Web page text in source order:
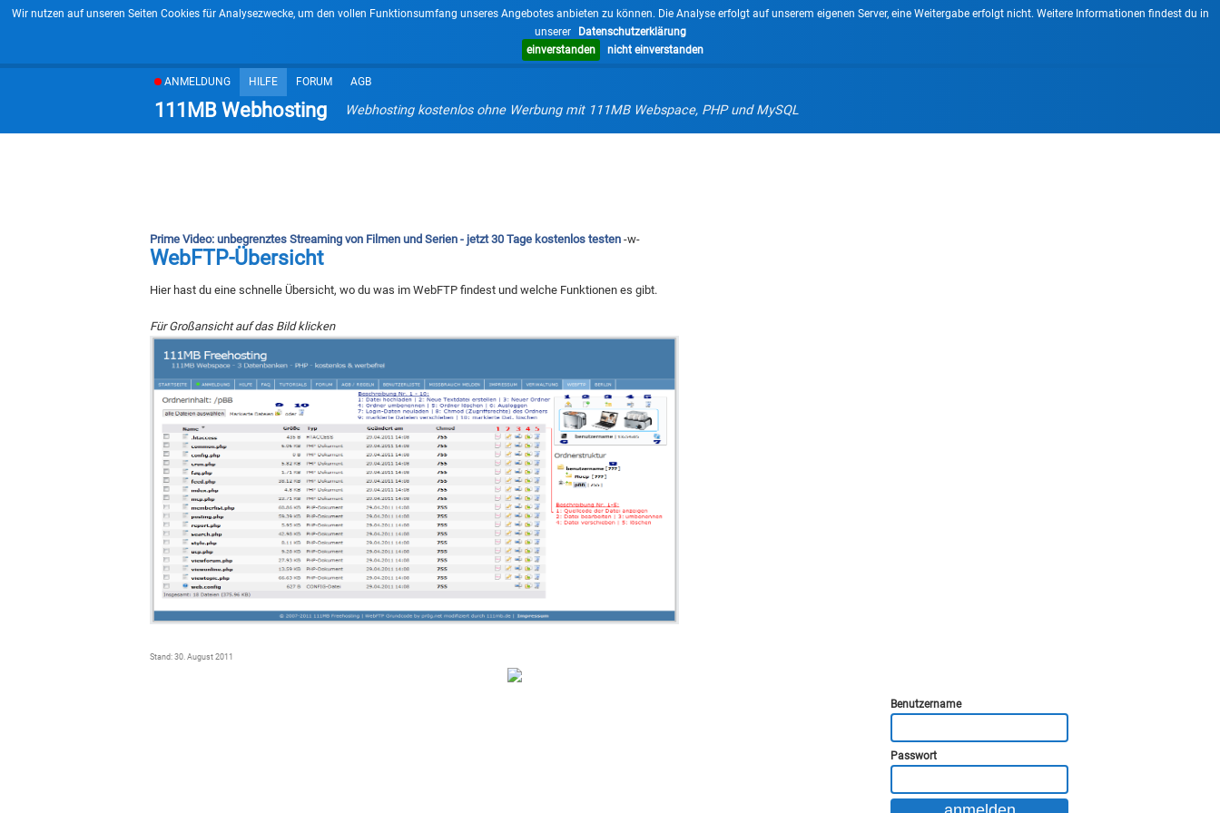
Wir nutzen auf unseren Seiten Cookies für Analysezwecke, um den vollen Funktionsumfang unseres Angebotes anbieten zu können. Die Analyse erfolgt auf unserem eigenen Server, eine Weitergabe erfolgt nicht. Weitere Informationen findest du in
unserer
Datenschutzerklärung
einverstanden
nicht einverstanden
ANMELDUNG HILFE FORUM AGB
111MB Webhosting Webhosting kostenlos ohne Werbung mit 111MB Webspace, PHP und MySQL
Prime Video: unbegrenztes Streaming von Filmen und Serien - jetzt 30 Tage kostenlos testen -w-
WebFTP-Übersicht
Hier hast du eine schnelle Übersicht, wo du was im WebFTP findest und welche Funktionen es gibt.
Für Großansicht auf das Bild klicken
Stand: 30. August 2011
Benutzername
Passwort